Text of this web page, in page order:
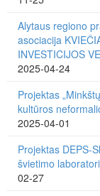
Alytaus regiono
asociacija
INVESTICIJOS
2025-04-24
Projektas
kultūros
2025-04-01
Projektas DEPS-
švietimo
02-27